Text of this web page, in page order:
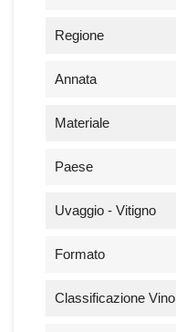
Regione
Annata
Materiale
Paese
Uvaggio - Vitigno
Formato
Classificazione Vino